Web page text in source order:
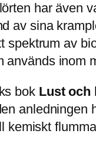
har även
av sina
spektrum av
används inom
bok Lust och
anledningen
kemiskt